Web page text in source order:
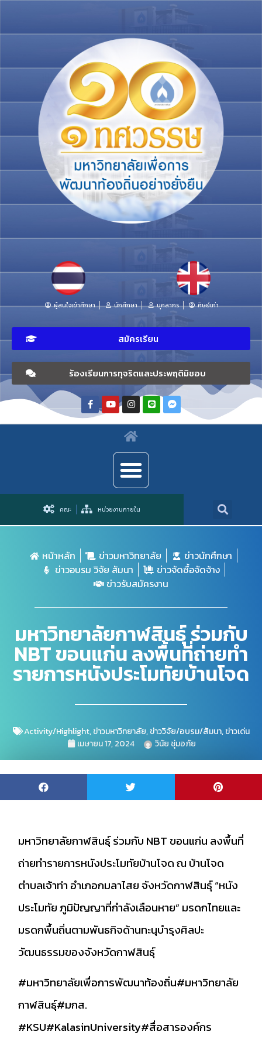
ผู้สนใจเข้าศึกษา นักศึกษา บุคลากร ศิษย์เก่า
สมัครเรียน
ร้องเรียนการทุจริตและประพฤติมิชอบ
คณะ หน่วยงานภายใน
หน้าหลัก ข่าวมหาวิทยาลัย
ข่าวนักศึกษา
ข่าวอบรม วิจัย สัมนา
ข่าวจัดซื้อจัดจ้าง
ข่าวรับสมัครงาน
มหาวิทยาลัยกาฬสินธุ์ ร่วมกับ
NBT ขอนแก่น ลงพื้นที่ถ่ายทำ
รายการหนังประโมทัยบ้านโจด
Activity/Highlight,ข่าวมหาวิทยาลัย,ข่าววิจัย/อบรม/สัมนา,ข่าวเด่น
เมษายน 17, 2024
วินัย ชุ่มอภัย
มหาวิทยาลัยกาฬสินธุ์ ร่วมกับ NBT ขอนแก่น ลงพื้นที่
ถ่ายทำรายการหนังประโมทัยบ้านโจด ณ บ้านโจด
ตำบลเจ้าท่า อำเภอกมลาไสย จังหวัดกาฬสินธุ์ “หนัง
ประโมทัย ภูมิปัญญาที่กำลังเลือนหาย” มรดกไทยและ
มรดกพื้นถิ่นตามพันธกิจด้านทะนุบำรุงศิลปะ
วัฒนธรรมของจังหวัดกาฬสินธุ์
#มหาวิทยาลัยเพื่อการพัฒนาท้องถิ่น#มหาวิทยาลัย
กาฬสินธุ์#มกส.
#KSU#KalasinUniversity#สื่อสารองค์กร